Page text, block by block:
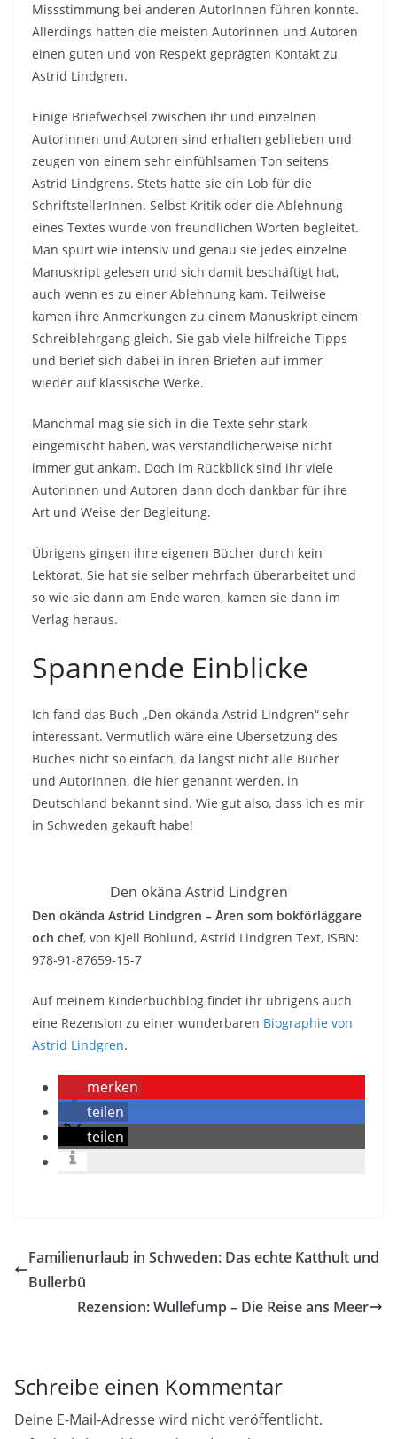
Missstimmung bei anderen AutorInnen führen konnte.
Allerdings hatten die meisten Autorinnen und Autoren
einen guten und von Respekt geprägten Kontakt zu
Astrid Lindgren.
Einige Briefwechsel zwischen ihr und einzelnen
Autorinnen und Autoren sind erhalten geblieben und
zeugen von einem sehr einfühlsamen Ton seitens
Astrid Lindgrens. Stets hatte sie ein Lob für die
SchriftstellerInnen. Selbst Kritik oder die Ablehnung
eines Textes wurde von freundlichen Worten begleitet.
Man spürt wie intensiv und genau sie jedes einzelne
Manuskript gelesen und sich damit beschäftigt hat,
auch wenn es zu einer Ablehnung kam. Teilweise
kamen ihre Anmerkungen zu einem Manuskript einem
Schreiblehrgang gleich. Sie gab viele hilfreiche Tipps
und berief sich dabei in ihren Briefen auf immer
wieder auf klassische Werke.
Manchmal mag sie sich in die Texte sehr stark
eingemischt haben, was verständlicherweise nicht
immer gut ankam. Doch im Rückblick sind ihr viele
Autorinnen und Autoren dann doch dankbar für ihre
Art und Weise der Begleitung.
Übrigens gingen ihre eigenen Bücher durch kein
Lektorat. Sie hat sie selber mehrfach überarbeitet und
so wie sie dann am Ende waren, kamen sie dann im
Verlag heraus.
Spannende Einblicke
Ich fand das Buch „Den okända Astrid Lindgren“ sehr
interessant. Vermutlich wäre eine Übersetzung des
Buches nicht so einfach, da längst nicht alle Bücher
und AutorInnen, die hier genannt werden, in
Deutschland bekannt sind. Wie gut also, dass ich es mir
in Schweden gekauft habe!
Den okäna Astrid Lindgren
Den okända Astrid Lindgren – Åren som bokförläggare
och chef, von Kjell Bohlund, Astrid Lindgren Text, ISBN:
978-91-87659-15-7
Auf meinem Kinderbuchblog findet ihr übrigens auch
eine Rezension zu einer wunderbaren Biographie von
Astrid Lindgren.
merken
teilen
teilen
Familienurlaub in Schweden: Das echte Katthult und
Bullerbü
Rezension: Wullefump – Die Reise ans Meer
Schreibe einen Kommentar
Deine E-Mail-Adresse wird nicht veröffentlicht.